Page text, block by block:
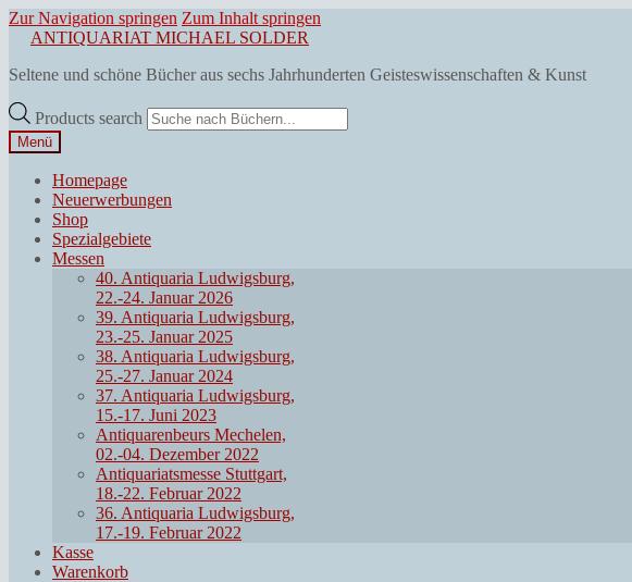
Zur Navigation springen Zum Inhalt springen
ANTIQUARIAT MICHAEL SOLDER
Seltene und schöne Bücher aus sechs Jahrhunderten Geisteswissenschaften & Kunst
Products search
Menü
Homepage
Neuerwerbungen
Shop
Spezialgebiete
Messen
40. Antiquaria Ludwigsburg,
22.-24. Januar 2026
39. Antiquaria Ludwigsburg,
23.-25. Januar 2025
38. Antiquaria Ludwigsburg,
25.-27. Januar 2024
37. Antiquaria Ludwigsburg,
15.-17. Juni 2023
Antiquarenbeurs Mechelen,
02.-04. Dezember 2022
Antiquariatsmesse Stuttgart,
18.-22. Februar 2022
36. Antiquaria Ludwigsburg,
17.-19. Februar 2022
Kasse
Warenkorb